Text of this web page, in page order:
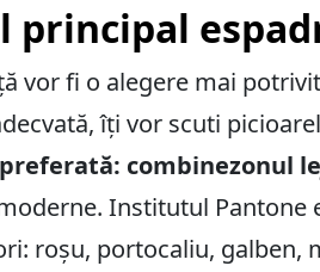
principal
vor fi o alegere mai
îți vor scuti
combinezonul
Institutul Pantone
roșu, portocaliu, galben,